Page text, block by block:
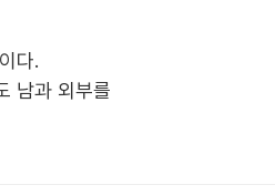
다.
남과 외부를